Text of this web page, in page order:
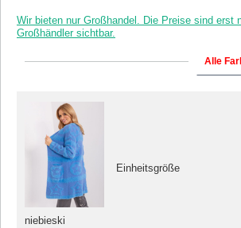
Wir bieten nur Großhandel. Die Preise sind erst
Großhändler sichtbar.
Alle
niebieski
Einheitsgröße